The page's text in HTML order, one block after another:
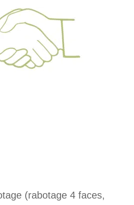
(rabotage 4 faces,